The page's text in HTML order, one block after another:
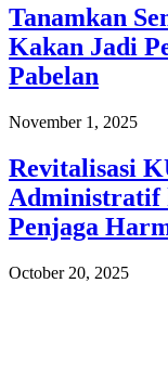
Tanamkan
Kakan Jadi
Pabelan
November 1, 2025
Revitalisasi
Administratif
Penjaga
October 20, 2025